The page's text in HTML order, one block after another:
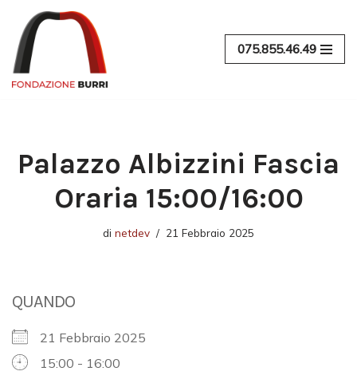
Vai
al
contenuto
075.855.46.49
Palazzo Albizzini Fascia
Oraria 15:00/16:00
di netdev 21 Febbraio 2025
QUANDO
21 Febbraio 2025
15:00 - 16:00